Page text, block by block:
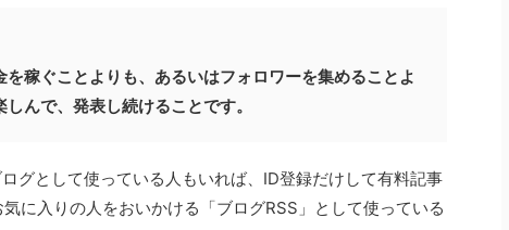
稼ぐことよりも、あるいはフォロワーを集めることよ
んで、発表し続けることです。
グとして使っている人もいれば、ID登録だけして有料記事
に入りの人をおいかける「ブログRSS」として使っている